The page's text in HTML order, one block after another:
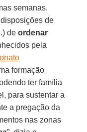
semanas.
de
deordenar
pela
formação
ter família
para sustentar a
a pregação da
nas zonas